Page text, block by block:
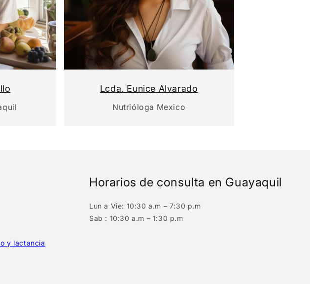
Lcda. Eunice Alvarado
Nutrióloga Mexico
y lactancia
Horarios de consulta en Guayaquil
Lun a Vie: 10:30 a.m – 7:30 p.m
Sab : 10:30 a.m – 1:30 p.m